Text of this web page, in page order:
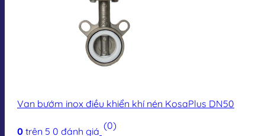
Van bướm inox điều khiển khí nén KosaPlus DN50
0 trên 5 0 đánh giá (0)